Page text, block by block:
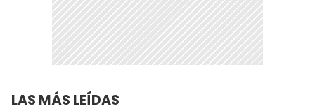
LAS MÁS LEÍDAS